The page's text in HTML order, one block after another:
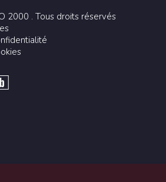
2000 . Tous droits réservés